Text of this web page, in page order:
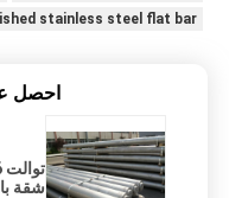
stainless steel flat bar
احصل
شقة